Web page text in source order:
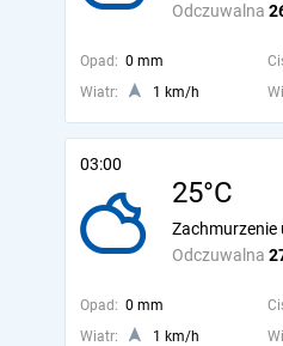
Odczuwalna
Opad: 0 mm
Wiatr:
1 km/h
03:00
25°C
Odczuwalna
Opad: 0 mm
Wiatr:
1 km/h